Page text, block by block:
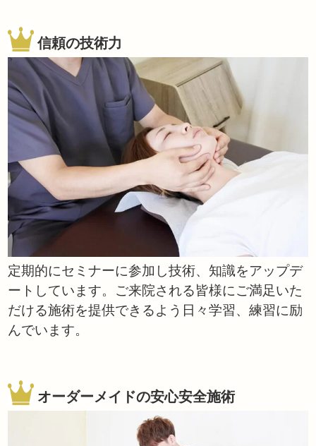
信頼の技術力
定期的にセミナーに参加し技術、知識をアップデ
ートしています。ご来院される皆様にご満足いた
だける施術を提供できるよう日々学習、練習に励
んでいます。
オーダーメイドの安心安全施術